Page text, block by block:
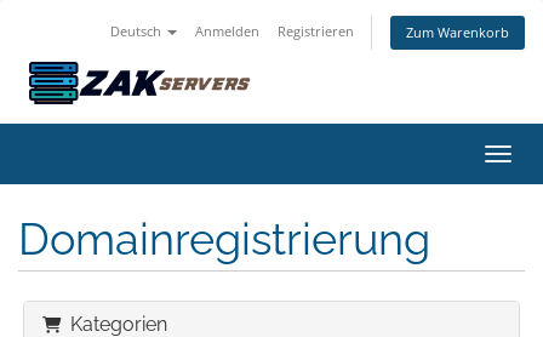
Deutsch Anmelden Registrieren Zum Warenkorb
Domainregistrierung
Kategorien